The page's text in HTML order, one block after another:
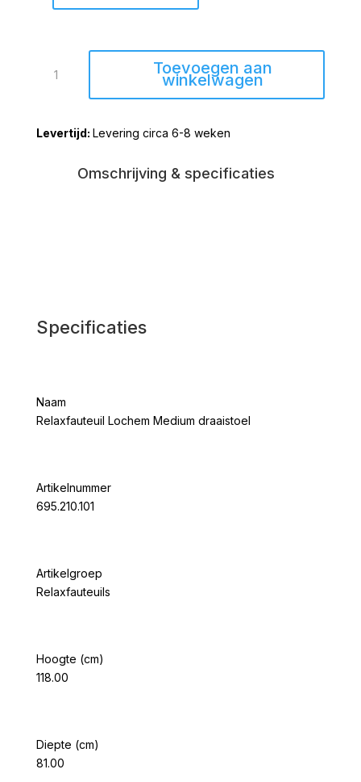
Lochem
aantal
Toevoegen aan
winkelwagen
Levering circa 6-8 weken
Omschrijving & specificaties
Specificaties
Naam
Relaxfauteuil Lochem Medium draaistoel
Artikelnummer
695.210.101
Artikelgroep
Relaxfauteuils
Hoogte (cm)
118.00
Diepte (cm)
81.00